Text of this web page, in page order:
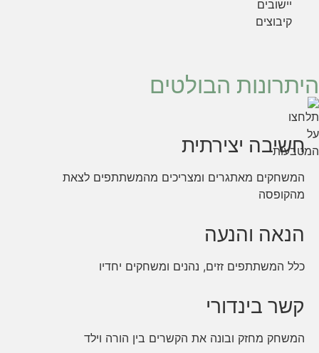
יישובים
קיבוצים
היתרונות הבולטים
חשיבה יצירתית
המשחקים מאתגרים ומצריכים מהמשתתפים לצאת
מהקופסה
הנאה והנעה
כלל המשתתפים זזים, נהנים ומשחקים יחדיו
קשר בינדורי
המשחק מחזק ובונה את הקשרים בין הורה וילד